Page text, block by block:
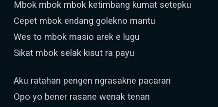
Mbok mbok mbok ketimbang kumat setepku
Cepet mbok endang golekno mantu
Wes to mbok masio arek e lugu
Sikat mbok selak kisut ra payu
Aku ratahan pengen ngrasakne pacaran
Opo yo bener rasane wenak tenan